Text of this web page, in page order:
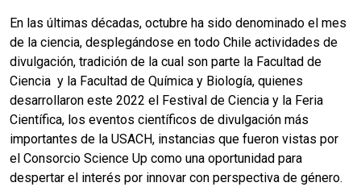
En las últimas décadas, octubre ha sido denominado el mes
de la ciencia, desplegándose en todo Chile actividades de
divulgación, tradición de la cual son parte la Facultad de
Ciencia y la Facultad de Química y Biología, quienes
desarrollaron este 2022 el Festival de Ciencia y la Feria
Científica, los eventos científicos de divulgación más
importantes de la USACH, instancias que fueron vistas por
el Consorcio Science Up como una oportunidad para
despertar el interés por innovar con perspectiva de género.